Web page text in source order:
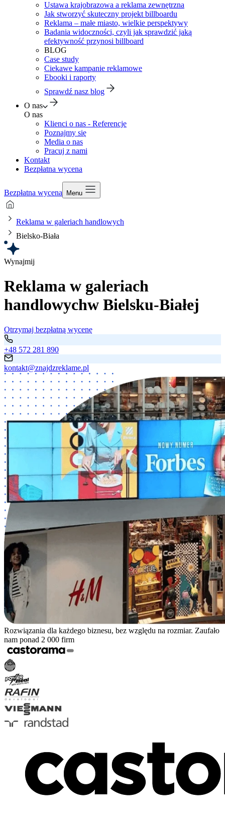
Ustawa krajobrazowa a reklama zewnętrzna
Jak stworzyć skuteczny projekt billboardu
Reklama – małe miasto, wielkie perspektywy
Badania widoczności, czyli jak sprawdzić jaką
efektywność przynosi billboard
BLOG
Case study
Ciekawe kampanie reklamowe
Ebooki i raporty
Sprawdź nasz blog
O nas
O nas
Klienci o nas - Referencje
Poznajmy się
Media o nas
Pracuj z nami
Kontakt
Bezpłatna wycena
Bezpłatna wycena Menu
Reklama w galeriach handlowych
Bielsko-Biała
Wynajmij
Reklama w galeriach
handlowychw Bielsku-Białej
Otrzymaj bezpłatną wycenę
+48 572 281 890
kontakt@znajdzreklame.pl
Rozwiązania dla każdego biznesu, bez względu na rozmiar. Zaufało
nam ponad 2 000 firm